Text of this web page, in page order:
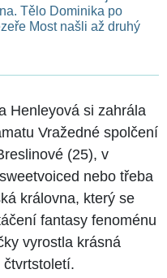
Tělo Dominika po
Most našli až druhý
Henleyová si zahrála
Vražedné spolčení
(25), v
nebo třeba
královna, který se
fantasy fenoménu
vyrostla krásná
čtvrtstoletí.